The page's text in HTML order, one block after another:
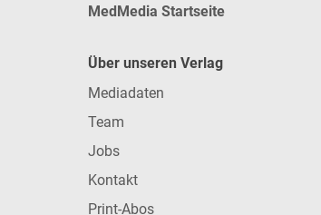
MedMedia Startseite
Über unseren Verlag
Mediadaten
Team
Jobs
Kontakt
Print-Abos